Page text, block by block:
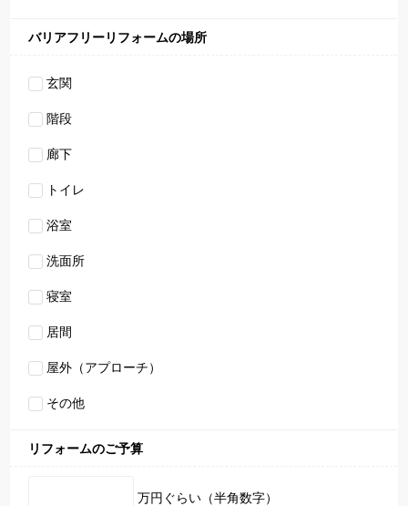
バリアフリーリフォームの場所
玄関
階段
廊下
トイレ
浴室
洗面所
寝室
居間
屋外（アプローチ）
その他
リフォームのご予算
万円ぐらい（半角数字）